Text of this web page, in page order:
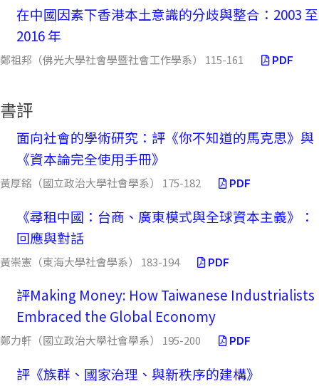
在中國因素下香港本土意識的分歧與整合：2003 至
2016 年
鄭祖邦（佛光大學社會學暨社會工作學系） 115-161 PDF
書評
面向社會的學術研究：評《你不知道的馬克思》與
《資本論完全使用手冊》
黃厚銘（國立政治大學社會學系） 175-182 PDF
《尋租中國：台商、廣東模式與全球資本主義》：
回應與對話
黃崇憲（東海大學社會學系） 183-194 PDF
評Making Money: How Taiwanese Industrialists
Embraced the Global Economy
鄭力軒（國立政治大學社會學系） 195-200 PDF
評《族群、國家治理、與新秩序的建構》